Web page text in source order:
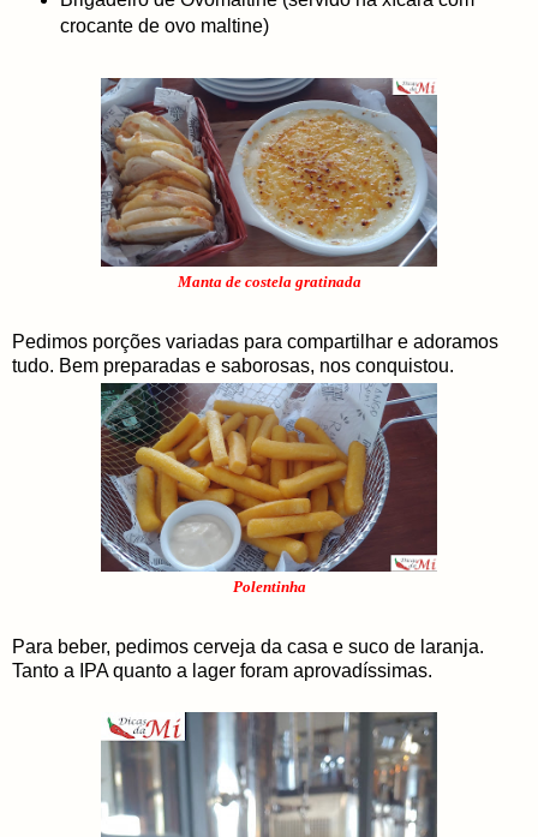
crocante de ovo maltine)
Manta de costela gratinada
Pedimos porções variadas para compartilhar e adoramos
tudo. Bem preparadas e saborosas, nos conquistou.
Polentinha
Para beber, pedimos cerveja da casa e suco de laranja.
Tanto a IPA quanto a lager foram aprovadíssimas.